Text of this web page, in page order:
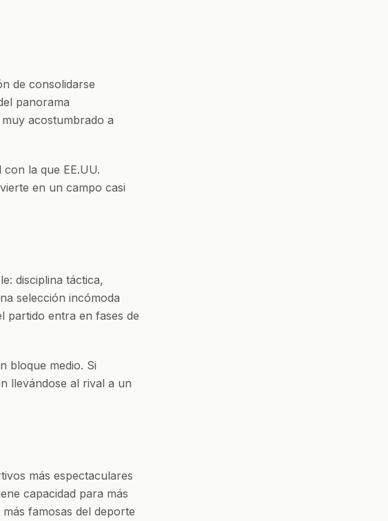
de consolidarse
panorama
acostumbrado a
la que EE.UU.
en un campo casi
disciplina táctica,
selección incómoda
partido entra en fases de
bloque medio. Si
llevándose al rival a un
más espectaculares
capacidad para más
famosas del deporte